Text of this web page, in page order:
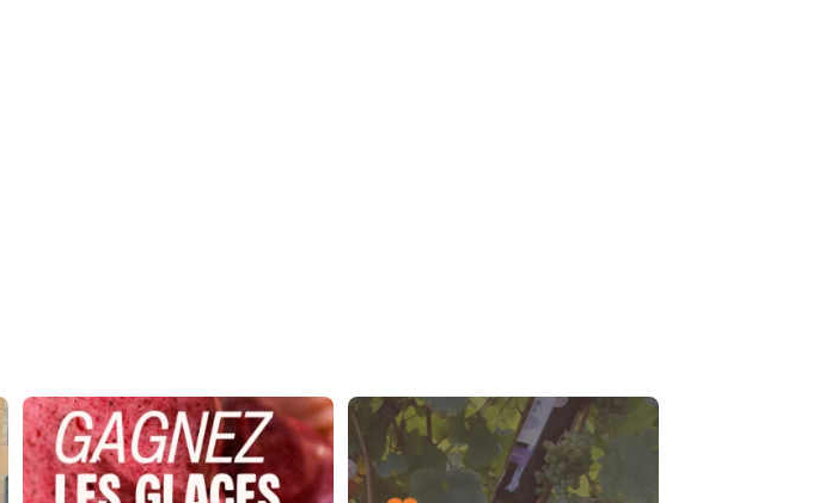
CONCOURS GOURMAND 🍦
L`été est là, et pour...
49 66
🎙️ La parole de nos adhérents
« Faire...
11 0